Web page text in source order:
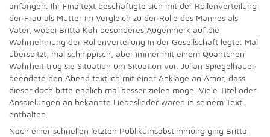
anfangen. Ihr Finaltext beschäftigte sich mit der Rollenverteilung
der Frau als Mutter im Vergleich zu der Rolle des Mannes als
Vater, wobei Britta Kah besonderes Augenmerk auf die
Wahrnehmung der Rollenverteilung in der Gesellschaft legte. Mal
überspitzt, mal schnippisch, aber immer mit einem Quäntchen
Wahrheit trug sie Situation um Situation vor. Julian Spiegelhauer
beendete den Abend textlich mit einer Anklage an Amor, dass
dieser doch bitte endlich mal besser zielen möge. Viele Titel oder
Anspielungen an bekannte Liebeslieder waren in seinem Text
enthalten.
Nach einer schnellen letzten Publikumsabstimmung ging Britta